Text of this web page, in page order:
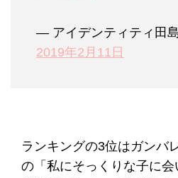
— アイデンティティ田
2019年2月11日
ランキングの3位はガンバ
の「私にそっくりな子に会